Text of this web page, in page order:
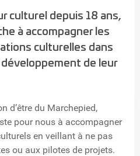
culturel depuis 18 ans,
à accompagner les
culturelles dans
développement de leur
d’être du Marchepied,
pour nous à accompagner
en veillant à ne pas
ou aux pilotes de projets.